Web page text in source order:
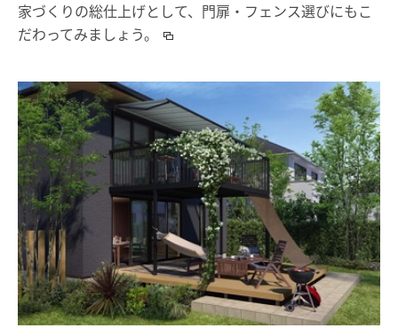
家づくりの総仕上げとして、門扉・フェンス選びにもこ
だわってみましょう。